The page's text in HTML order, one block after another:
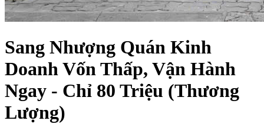
Sang Nhượng Quán Kinh
Doanh Vốn Thấp, Vận Hành
Ngay - Chỉ 80 Triệu (Thương
Lượng)